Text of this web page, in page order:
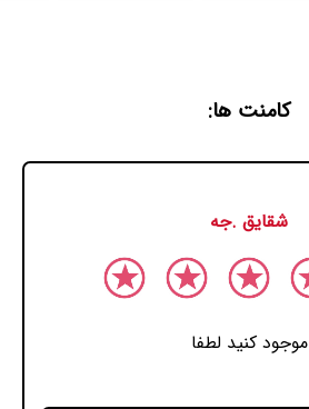
کامنت ها:
شقایق .جه
موجود کنید لطفا